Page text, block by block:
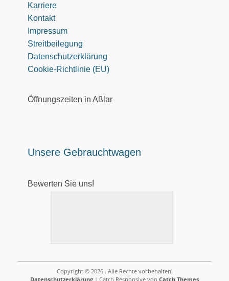
Karriere
Kontakt
Impressum
Streitbeilegung
Datenschutzerklärung
Cookie-Richtlinie (EU)
Öffnungszeiten in Aßlar
Unsere Gebrauchtwagen
Bewerten Sie uns!
Copyright © 2026 . Alle Rechte vorbehalten.
Datenschutzerklärung | Catch Responsive von Catch Themes